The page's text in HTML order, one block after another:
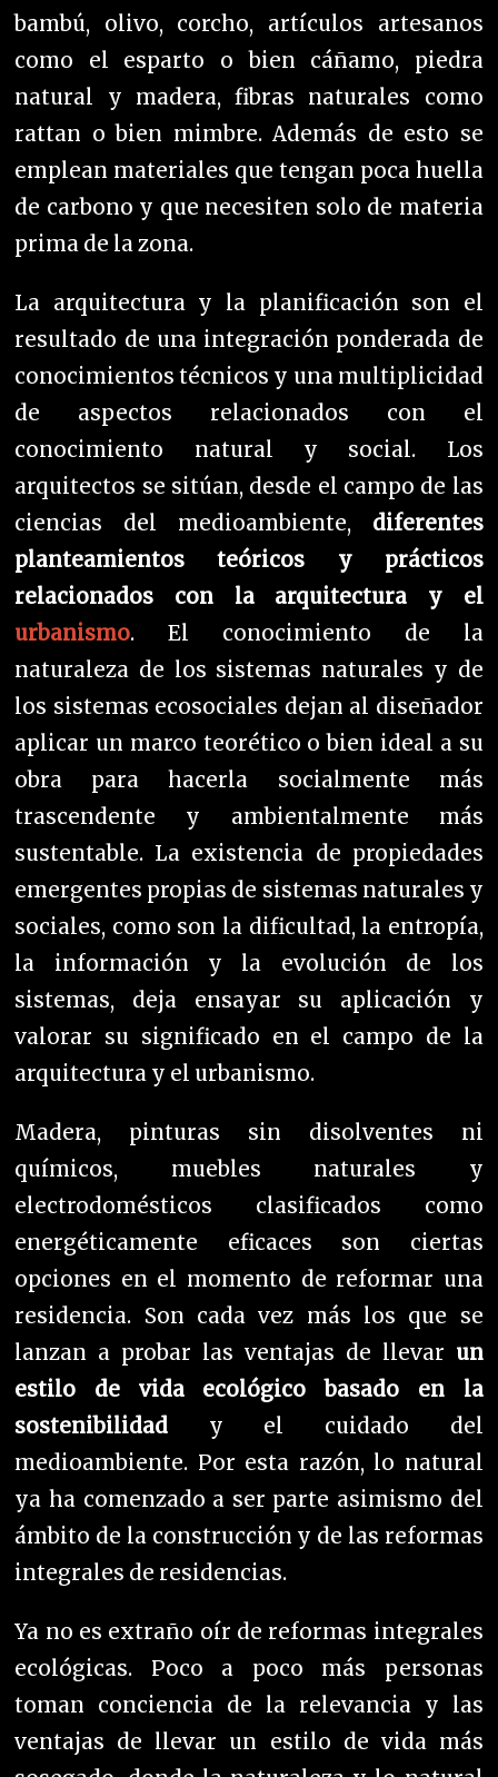
bambú, olivo, corcho, artículos artesanos
como el esparto o bien cáñamo, piedra
natural y madera, fibras naturales como
rattan o bien mimbre. Además de esto se
emplean materiales que tengan poca huella
de carbono y que necesiten solo de materia
prima de la zona.
La arquitectura y la planificación son el
resultado de una integración ponderada de
conocimientos técnicos y una multiplicidad
de aspectos relacionados con el
conocimiento natural y social. Los
arquitectos se sitúan, desde el campo de las
ciencias del medioambiente, diferentes
planteamientos teóricos y prácticos
relacionados con la arquitectura y el
urbanismo. El conocimiento de la
naturaleza de los sistemas naturales y de
los sistemas ecosociales dejan al diseñador
aplicar un marco teorético o bien ideal a su
obra para hacerla socialmente más
trascendente y ambientalmente más
sustentable. La existencia de propiedades
emergentes propias de sistemas naturales y
sociales, como son la dificultad, la entropía,
la información y la evolución de los
sistemas, deja ensayar su aplicación y
valorar su significado en el campo de la
arquitectura y el urbanismo.
Madera, pinturas sin disolventes ni
químicos, muebles naturales y
electrodomésticos clasificados como
energéticamente eficaces son ciertas
opciones en el momento de reformar una
residencia. Son cada vez más los que se
lanzan a probar las ventajas de llevar un
estilo de vida ecológico basado en la
sostenibilidad y el cuidado del
medioambiente. Por esta razón, lo natural
ya ha comenzado a ser parte asimismo del
ámbito de la construcción y de las reformas
integrales de residencias.
Ya no es extraño oír de reformas integrales
ecológicas. Poco a poco más personas
toman conciencia de la relevancia y las
ventajas de llevar un estilo de vida más